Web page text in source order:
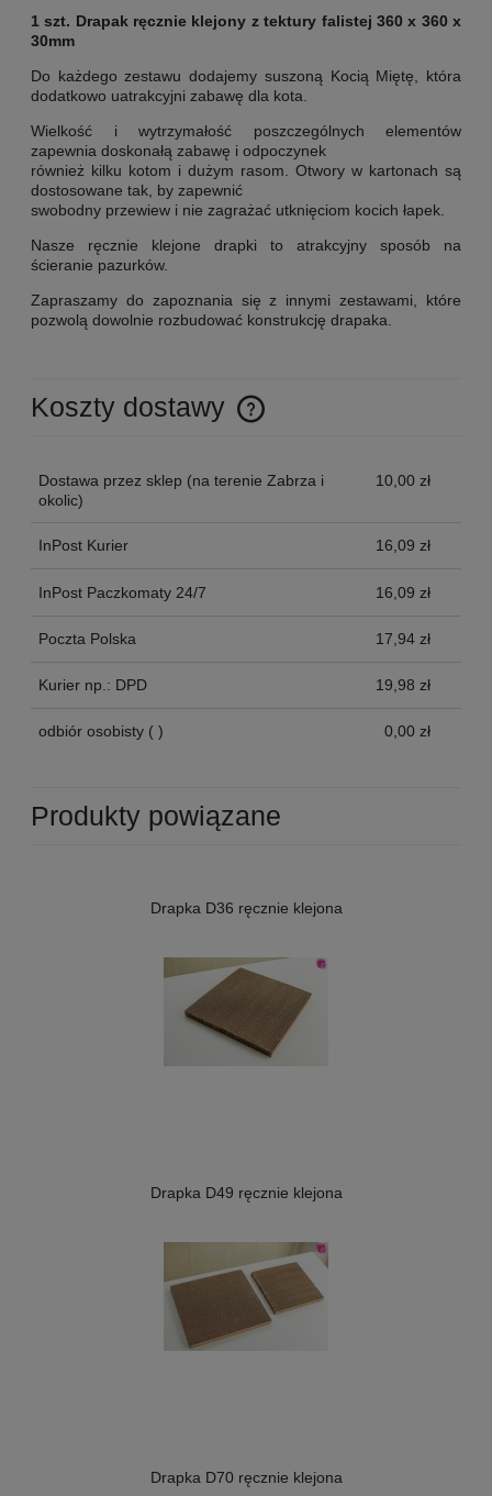
1 szt. Drapak ręcznie klejony z tektury falistej 360 x 360 x
30mm
Do każdego zestawu dodajemy suszoną Kocią Miętę, która
dodatkowo uatrakcyjni zabawę dla kota.
Wielkość i wytrzymałość poszczególnych elementów
zapewnia doskonałą zabawę i odpoczynek
również kilku kotom i dużym rasom. Otwory w kartonach są
dostosowane tak, by zapewnić
swobodny przewiew i nie zagrażać utknięciom kocich łapek.
Nasze ręcznie klejone drapki to atrakcyjny sposób na
ścieranie pazurków.
Zapraszamy do zapoznania się z innymi zestawami, które
pozwolą dowolnie rozbudować konstrukcję drapaka.
Koszty dostawy
Cena nie zawiera ewentualnych kosztów płatności
Dostawa przez sklep (na terenie Zabrza i
okolic)
10,00 zł
InPost Kurier 16,09 zł
InPost Paczkomaty 24/7 16,09 zł
Poczta Polska 17,94 zł
Kurier np.: DPD 19,98 zł
odbiór osobisty ( ) 0,00 zł
Produkty powiązane
Drapka D36 ręcznie klejona
Drapka D49 ręcznie klejona
Drapka D70 ręcznie klejona